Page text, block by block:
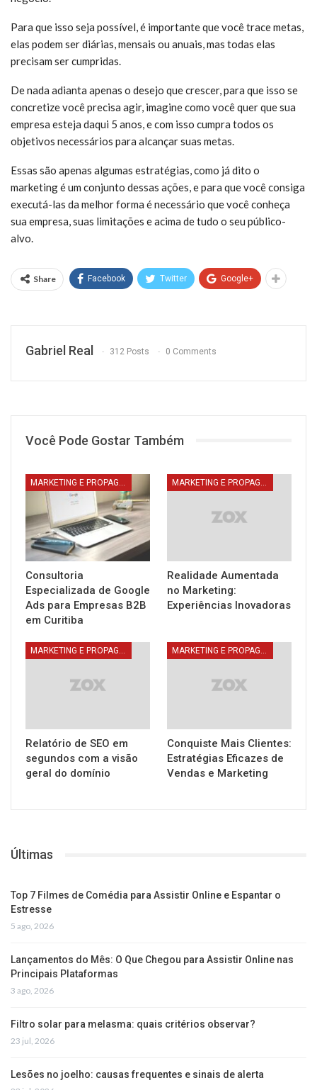
Para que isso seja possível, é importante que você trace metas,
elas podem ser diárias, mensais ou anuais, mas todas elas
precisam ser cumpridas.
De nada adianta apenas o desejo que crescer, para que isso se
concretize você precisa agir, imagine como você quer que sua
empresa esteja daqui 5 anos, e com isso cumpra todos os
objetivos necessários para alcançar suas metas.
Essas são apenas algumas estratégias, como já dito o
marketing é um conjunto dessas ações, e para que você consiga
executá-las da melhor forma é necessário que você conheça
sua empresa, suas limitações e acima de tudo o seu público-
alvo.
Share Facebook Twitter Google+
Gabriel Real 312 Posts 0 Comments
Você Pode Gostar Também
Consultoria
Especializada de Google
Ads para Empresas B2B
em Curitiba
Realidade Aumentada
no Marketing:
Experiências Inovadoras
MARKETING E PROPAGANDA
Relatório de SEO em
segundos com a visão
geral do domínio
MARKETING E PROPAGANDA
Conquiste Mais Clientes:
Estratégias Eficazes de
Vendas e Marketing
Últimas
Top 7 Filmes de Comédia para Assistir Online e Espantar o
Estresse
5 ago, 2026
Lançamentos do Mês: O Que Chegou para Assistir Online nas
Principais Plataformas
3 ago, 2026
Filtro solar para melasma: quais critérios observar?
23 jul, 2026
Lesões no joelho: causas frequentes e sinais de alerta